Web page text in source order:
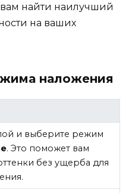
найти наилучший
на ваших
наложения
и выберите режим
. Это поможет вам
без ущерба для